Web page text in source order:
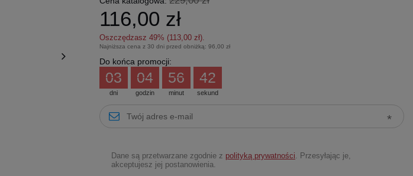
116,00 zł
Oszczędzasz 49% (113,00 zł).
Najniższa cena z 30 dni przed obniżką: 96,00 zł
Do końca promocji:
dni
03
godzin
04
minut
56
sekund
40
Dane są przetwarzane zgodnie z polityką prywatności. Przesyłając je,
akceptujesz jej postanowienia.